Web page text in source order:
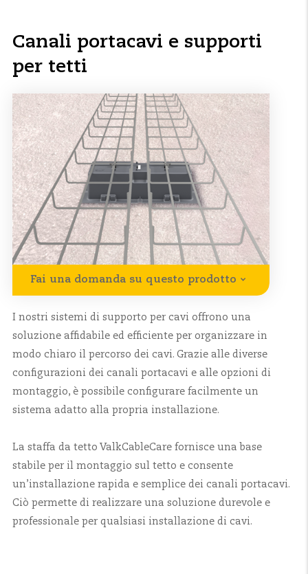
Canali portacavi e supporti
per tetti
Fai una domanda su questo prodotto
I nostri sistemi di supporto per cavi offrono una
soluzione affidabile ed efficiente per organizzare in
modo chiaro il percorso dei cavi. Grazie alle diverse
configurazioni dei canali portacavi e alle opzioni di
montaggio, è possibile configurare facilmente un
sistema adatto alla propria installazione.
La staffa da tetto ValkCableCare fornisce una base
stabile per il montaggio sul tetto e consente
un’installazione rapida e semplice dei canali portacavi.
Ciò permette di realizzare una soluzione durevole e
professionale per qualsiasi installazione di cavi.